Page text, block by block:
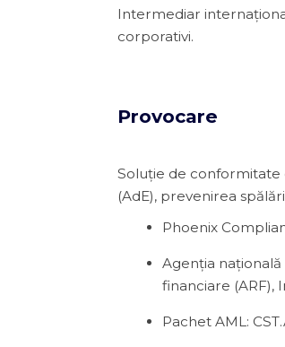
Intermediar
corporativi.
Provocare
Soluție de conformitate
(AdE), prevenirea
Phoenix
Agenția
financiare (ARF),
Pachet AML: